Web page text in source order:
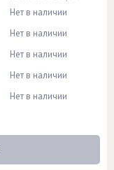
Нет в наличии
Нет в наличии
Нет в наличии
Нет в наличии
Нет в наличии